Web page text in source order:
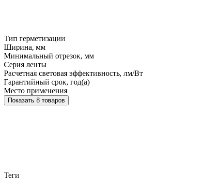
Тип герметизации
Ширина, мм
Минимальный отрезок, мм
Серия ленты
Расчетная световая эффективность, лм/Вт
Гарантийный срок, год(а)
Место применения
Показать 8 товаров
Теги